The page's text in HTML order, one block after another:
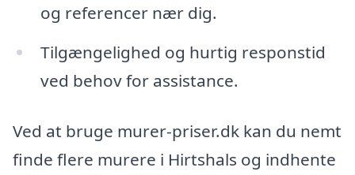
og referencer nær dig.
Tilgængelighed og hurtig responstid
ved behov for assistance.
Ved at bruge murer-priser.dk kan du nemt
finde flere murere i Hirtshals og indhente